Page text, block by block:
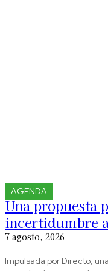
AGENDA
Una propuesta
incertidumbre
7 agosto, 2026
Impulsada por Directo,